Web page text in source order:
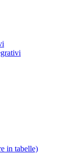
in tabelle)